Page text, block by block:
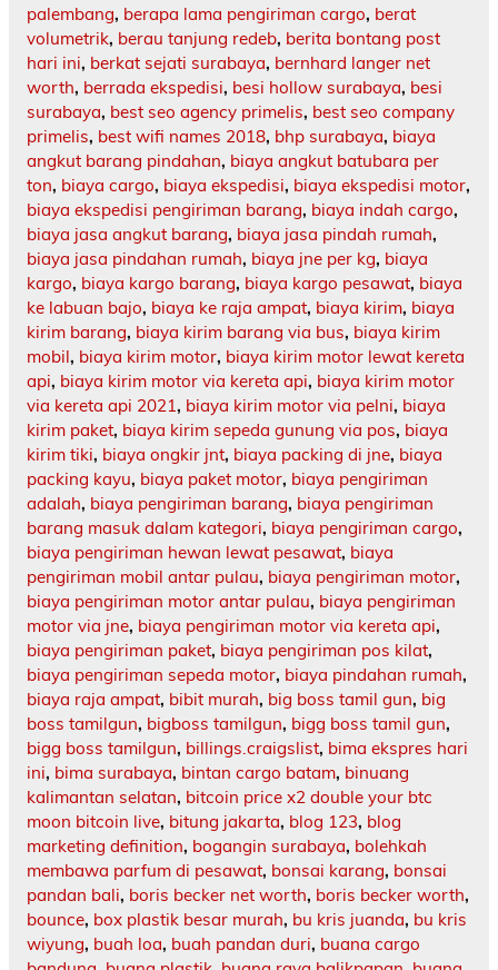
palembang, berapa lama pengiriman cargo, berat
volumetrik, berau tanjung redeb, berita bontang post
hari ini, berkat sejati surabaya, bernhard langer net
worth, berrada ekspedisi, besi hollow surabaya, besi
surabaya, best seo agency primelis, best seo company
primelis, best wifi names 2018, bhp surabaya, biaya
angkut barang pindahan, biaya angkut batubara per
ton, biaya cargo, biaya ekspedisi, biaya ekspedisi motor,
biaya ekspedisi pengiriman barang, biaya indah cargo,
biaya jasa angkut barang, biaya jasa pindah rumah,
biaya jasa pindahan rumah, biaya jne per kg, biaya
kargo, biaya kargo barang, biaya kargo pesawat, biaya
ke labuan bajo, biaya ke raja ampat, biaya kirim, biaya
kirim barang, biaya kirim barang via bus, biaya kirim
mobil, biaya kirim motor, biaya kirim motor lewat kereta
api, biaya kirim motor via kereta api, biaya kirim motor
via kereta api 2021, biaya kirim motor via pelni, biaya
kirim paket, biaya kirim sepeda gunung via pos, biaya
kirim tiki, biaya ongkir jnt, biaya packing di jne, biaya
packing kayu, biaya paket motor, biaya pengiriman
adalah, biaya pengiriman barang, biaya pengiriman
barang masuk dalam kategori, biaya pengiriman cargo,
biaya pengiriman hewan lewat pesawat, biaya
pengiriman mobil antar pulau, biaya pengiriman motor,
biaya pengiriman motor antar pulau, biaya pengiriman
motor via jne, biaya pengiriman motor via kereta api,
biaya pengiriman paket, biaya pengiriman pos kilat,
biaya pengiriman sepeda motor, biaya pindahan rumah,
biaya raja ampat, bibit murah, big boss tamil gun, big
boss tamilgun, bigboss tamilgun, bigg boss tamil gun,
bigg boss tamilgun, billings.craigslist, bima ekspres hari
ini, bima surabaya, bintan cargo batam, binuang
kalimantan selatan, bitcoin price x2 double your btc
moon bitcoin live, bitung jakarta, blog 123, blog
marketing definition, bogangin surabaya, bolehkah
membawa parfum di pesawat, bonsai karang, bonsai
pandan bali, boris becker net worth, boris becker worth,
bounce, box plastik besar murah, bu kris juanda, bu kris
wiyung, buah loa, buah pandan duri, buana cargo